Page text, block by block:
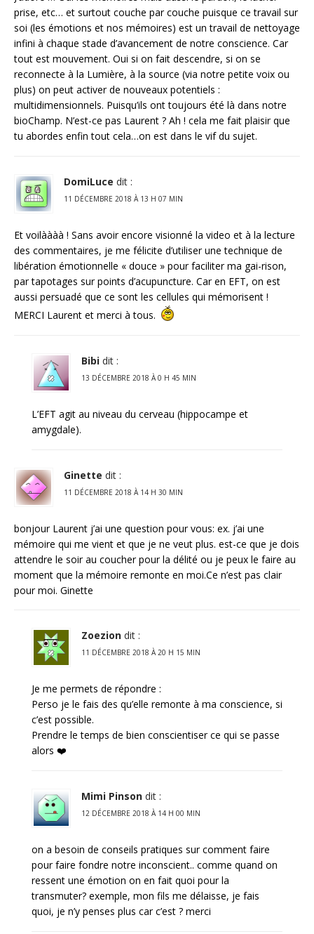
prise, etc… et surtout couche par couche puisque ce travail sur
soi (les émotions et nos mémoires) est un travail de nettoyage
infini à chaque stade d’avancement de notre conscience. Car
tout est mouvement. Oui si on fait descendre, si on se
reconnecte à la Lumière, à la source (via notre petite voix ou
plus) on peut activer de nouveaux potentiels :
multidimensionnels. Puisqu’ils ont toujours été là dans notre
bioChamp. N’est-ce pas Laurent ? Ah ! cela me fait plaisir que
tu abordes enfin tout cela…on est dans le vif du sujet.
DomiLuce dit :
11 DÉCEMBRE 2018 À 13 H 07 MIN
Et voilàààà ! Sans avoir encore visionné la video et à la lecture
des commentaires, je me félicite d’utiliser une technique de
libération émotionnelle « douce » pour faciliter ma gai-rison,
par tapotages sur points d’acupuncture. Car en EFT, on est
aussi persuadé que ce sont les cellules qui mémorisent !
MERCI Laurent et merci à tous.
Bibi dit :
13 DÉCEMBRE 2018 À 0 H 45 MIN
L’EFT agit au niveau du cerveau (hippocampe et
amygdale).
Ginette dit :
11 DÉCEMBRE 2018 À 14 H 30 MIN
bonjour Laurent j’ai une question pour vous: ex. j’ai une
mémoire qui me vient et que je ne veut plus. est-ce que je dois
attendre le soir au coucher pour la délité ou je peux le faire au
moment que la mémoire remonte en moi.Ce n’est pas clair
pour moi. Ginette
Zoezion dit :
11 DÉCEMBRE 2018 À 20 H 15 MIN
Je me permets de répondre :
Perso je le fais des qu’elle remonte à ma conscience, si
c’est possible.
Prendre le temps de bien conscientiser ce qui se passe
alors ❤️
Mimi Pinson dit :
12 DÉCEMBRE 2018 À 14 H 00 MIN
on a besoin de conseils pratiques sur comment faire
pour faire fondre notre inconscient.. comme quand on
ressent une émotion on en fait quoi pour la
transmuter? exemple, mon fils me délaisse, je fais
quoi, je n’y penses plus car c’est ? merci